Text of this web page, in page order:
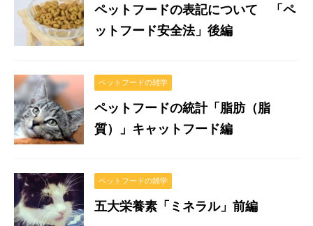
ペットフードの表記について 「ペ
ットフード安全法」後編
ペットフードの雑学
ペットフードの統計「脂肪（脂
質）」キャットフード編
ペットフードの雑学
五大栄養素「ミネラル」前編